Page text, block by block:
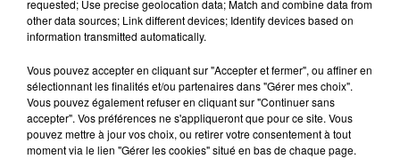
Barbazanges, directrice de la création et Xavier
Delacroix, président de l’entreprise )
Le centre de rééducation et réadaptation fonctionnelle
du Grand feu à Niort a mis en place une auto école
associative
A Val en Vigne, le Parc de la Vallée recrute 40
saisonniers pour sa saison 2022
requested; Use precise geolocation data; Match and combine data from
other data sources; Link different devices; Identify devices based on
information transmitted automatically.
Vous pouvez accepter en cliquant sur "Accepter et fermer", ou affiner en
sélectionnant les finalités et/ou partenaires dans "Gérer mes choix".
Vous pouvez également refuser en cliquant sur "Continuer sans
accepter". Vos préférences ne s'appliqueront que pour ce site. Vous
pouvez mettre à jour vos choix, ou retirer votre consentement à tout
moment via le lien "Gérer les cookies" situé en bas de chaque page.